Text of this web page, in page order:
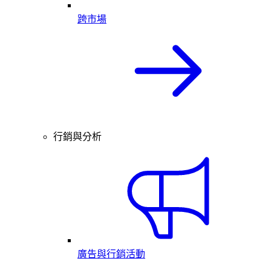
跨市場
行銷與分析
廣告與行銷活動